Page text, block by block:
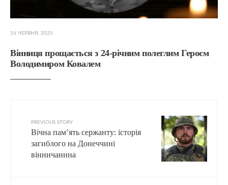
16 ЧЕРВНЯ, 2025
Вінниця прощається з 24-річним полеглим Героєм
Володимиром Ковалем
PREVIOUS STORY
Вічна пам’ять сержанту: історія
загиблого на Донеччині
вінничанина